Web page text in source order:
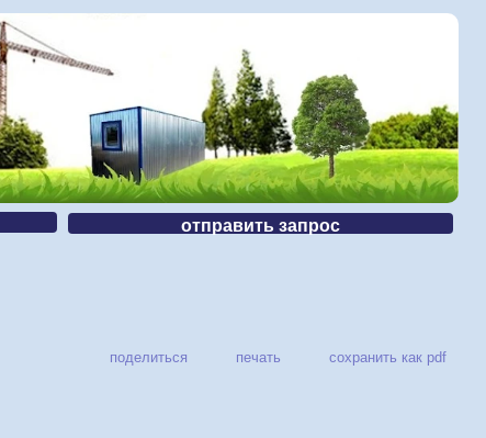
отправить запрос
поделиться печать сохранить как pdf